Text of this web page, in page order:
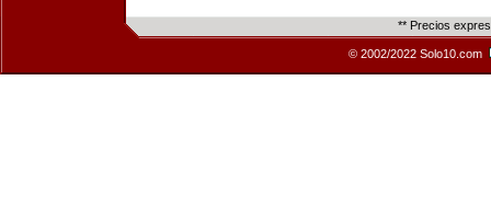
** Precios
© 2002/2022 Solo10.com